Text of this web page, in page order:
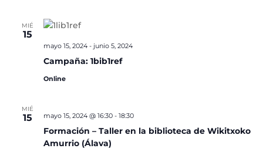
MIÉ
15
Campaña: 1bib1ref
mayo 15, 2024- junio 5, 2024
Online
MIÉ
15
Formación – Taller en la biblioteca de Wikitxoko
Amurrio (Álava)
mayo 15, 2024 @ 16:30- 18:30